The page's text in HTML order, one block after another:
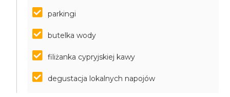
parkingi
butelka wody
filiżanka cypryjskiej kawy
degustacja lokalnych napojów